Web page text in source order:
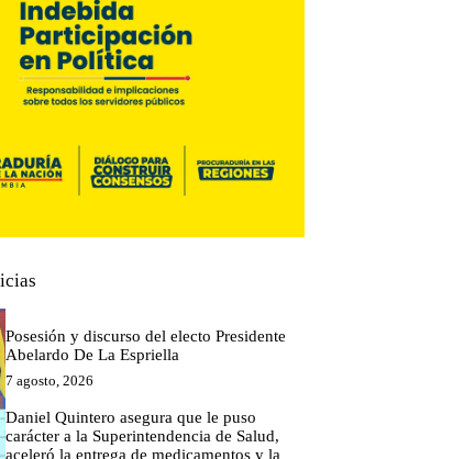
Posesión y discurso del electo Presidente
Abelardo De La Espriella
7 agosto, 2026
Daniel Quintero asegura que le puso
carácter a la Superintendencia de Salud,
aceleró la entrega de medicamentos y la